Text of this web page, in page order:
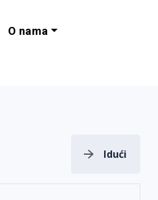
EU
O nama
Idući